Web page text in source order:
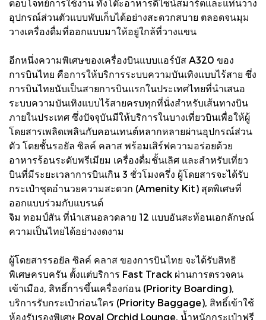
ตอบโจทย์การใช้งาน ทั้งโต๊ะอาหารดีไซน์สมาร์ตและแท่นวาง
อุปกรณ์ส่วนตัวแบบพับเก็บได้อย่างสะดวกสบาย ตลอดจนมุม
วางเครื่องดื่มที่ออกแบบมาให้อยู่ใกล้ที่วางแขน
อีกหนึ่งความพิเศษของเครื่องบินแบบแอร์บัส A320 ของ
การบินไทย คือการให้บริการระบบความบันเทิงแบบไร้สาย ซึ่ง
การบินไทยนับเป็นสายการบินแรกในประเทศไทยที่นำเสนอ
ระบบความบันเทิงแบบไร้สายครบทุกที่นั่งสำหรับเส้นทางบิน
ภายในประเทศ ซึ่งปัจจุบันมีให้บริการในบางเที่ยวบินเพื่อให้ผู้
โดยสารเพลิดเพลินกับคอนเทนต์หลากหลายผ่านอุปกรณ์ส่วน
ตัว โดยชั้นรอยัล ซิลค์ คลาส พร้อมเสิร์ฟความอร่อยด้วย
อาหารร้อนระดับพรีเมียม เครื่องดื่มชั้นเลิศ และสำหรับเที่ยว
บินที่มีระยะเวลาการบินเกิน 3 ชั่วโมงครึ่ง ผู้โดยสารจะได้รับ
กระเป๋าชุดอำนวยความสะดวก (Amenity Kit) สุดพิเศษที่
ออกแบบร่วมกับแบรนด์
จิม ทอมป์สัน ที่นำเสนอลวดลาย 12 แบบอันสะท้อนเอกลักษณ์
ความเป็นไทยได้อย่างงดงาม
ผู้โดยสารรอยัล ซิลค์ คลาส ของการบินไทย จะได้รับสิทธิ
พิเศษครบครัน ตั้งแต่บริการ Fast Track ผ่านการตรวจคน
เข้าเมือง, สิทธิ์การขึ้นเครื่องก่อน (Priority Boarding),
บริการรับกระเป๋าก่อนใคร (Priority Baggage), สิทธิ์เข้าใช้
ห้องรับรองพิเศษ Royal Orchid Lounge, น้ำหนักกระเป๋าฟรี